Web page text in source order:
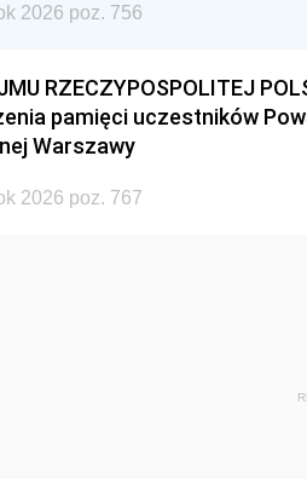
2026 poz. 756
RZECZYPOSPOLITEJ
pamięci uczestników
Warszawy
2026 poz. 767